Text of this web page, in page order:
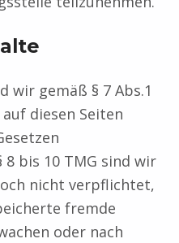
wir gemäß § 7 Abs.1
diesen Seiten
bis 10 TMG sind wir
nicht verpflichtet,
fremde
oder nach